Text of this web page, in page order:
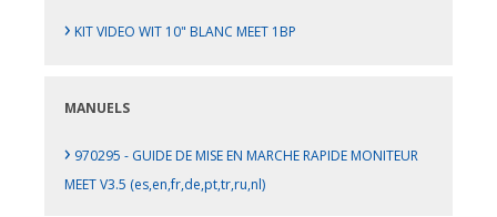
› KIT VIDEO WIT 10" BLANC MEET 1BP
MANUELS
› 970295 - GUIDE DE MISE EN MARCHE RAPIDE MONITEUR
MEET V3.5 (es,en,fr,de,pt,tr,ru,nl)